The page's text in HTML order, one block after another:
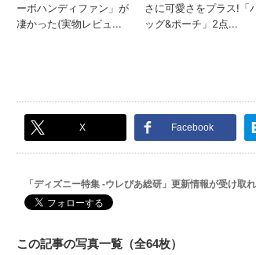
X Facebook
「ディズニー特集 -ウレぴあ総研」更新情報が受け取
この記事の写真一覧（全64枚）